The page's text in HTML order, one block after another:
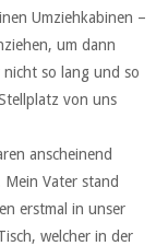
Umziehkabinen –
um dann
so lang und so
von uns
anscheinend
Vater stand
erstmal in unser
welcher in der